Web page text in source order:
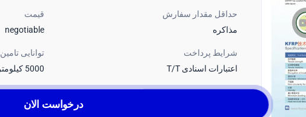
حداقل مقدار سفارش
مذاکره
قیمت
negotiable
شرایط پرداخت
اعتبارات اسنادی T/T
توانایی تامین
5000 کیلومتر در ماه
درخواست الان